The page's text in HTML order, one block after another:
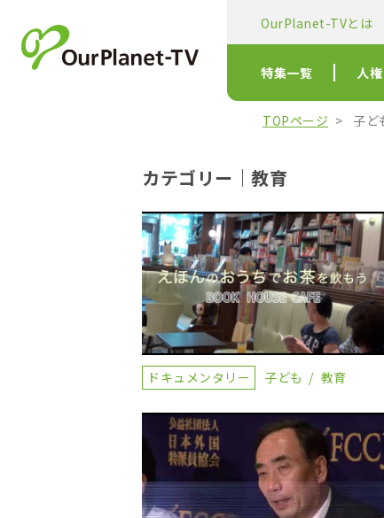
OurPlanet-TVとは
特集一覧 人権
TOPページ 子ど
カテゴリー｜教育
ドキュメンタリー 子ども 教育